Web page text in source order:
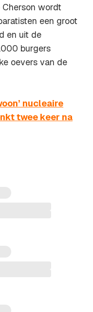
wordt
een groot
en uit de
burgers
oevers van de
nucleaire
twee keer na